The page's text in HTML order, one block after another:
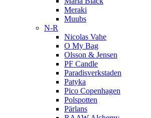
Meraki
Muubs
N-R
Nicolas Vahe
O My Bag
Olsson & Jensen
PF Candle
Paradisverkstaden
Patyka
Pico Copenhagen
Polspotten
Pärlans